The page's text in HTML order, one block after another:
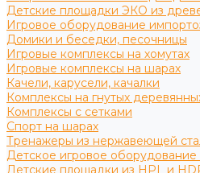
Детские площадки ЭКО из
Игровое оборудование
Домики и беседки, песочницы
Игровые комплексы на хомутах
Игровые комплексы на шарах
Качели, карусели, качалки
Комплексы на гнутых
Комплексы с сетками
Спорт на шарах
Тренажеры из нержавеющей
Детское игровое
Детские площадки из HPL и